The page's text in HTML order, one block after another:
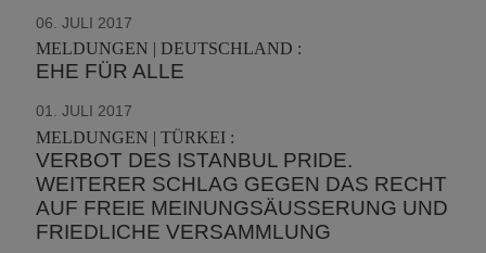
06. JULI 2017
MELDUNGEN | DEUTSCHLAND :
EHE FÜR ALLE
01. JULI 2017
MELDUNGEN | TÜRKEI :
VERBOT DES ISTANBUL PRIDE.
WEITERER SCHLAG GEGEN DAS RECHT
AUF FREIE MEINUNGSÄUSSERUNG UND F
RIEDLICHE VERSAMMLUNG